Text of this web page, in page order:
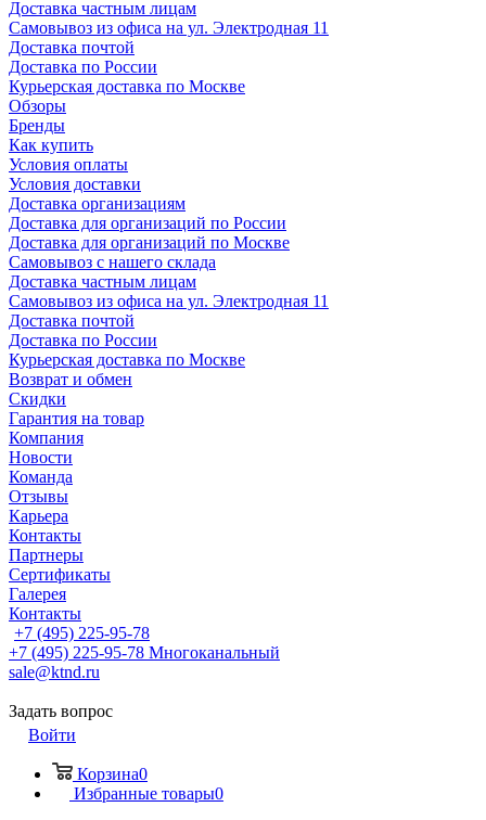
Доставка частным лицам
Самовывоз из офиса на ул. Электродная 11
Доставка почтой
Доставка по России
Курьерская доставка по Москве
Обзоры
Бренды
Как купить
Условия оплаты
Условия доставки
Доставка организациям
Доставка для организаций по России
Доставка для организаций по Москве
Самовывоз с нашего склада
Доставка частным лицам
Самовывоз из офиса на ул. Электродная 11
Доставка почтой
Доставка по России
Курьерская доставка по Москве
Возврат и обмен
Скидки
Гарантия на товар
Компания
Новости
Команда
Отзывы
Карьера
Контакты
Партнеры
Сертификаты
Галерея
Контакты
+7 (495) 225-95-78
+7 (495) 225-95-78 Многоканальный
sale@ktnd.ru
Задать вопрос
Войти
Корзина0
Избранные товары0